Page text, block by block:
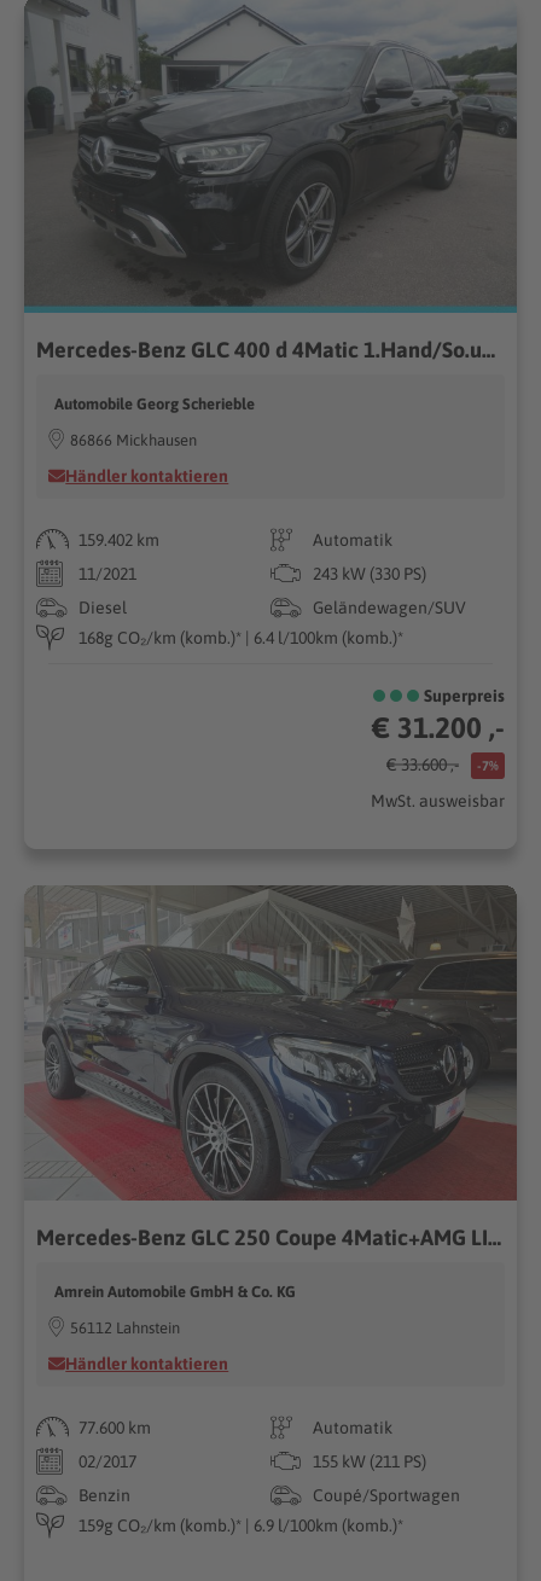
Mercedes-Benz GLC 400 d 4Matic 1.Hand/So.und Wi.Räder
Automobile Georg Scherieble
86866 Mickhausen
Händler kontaktieren
159.402 km
Automatik
11/2021
243 kW (330 PS)
Diesel
Geländewagen/SUV
168g CO₂/km (komb.)* | 6.4 l/100km (komb.)*
Superpreis
€ 31.200 ,-
€ 33.600 ,- -7%
MwSt. ausweisbar
Mercedes-Benz GLC 250 Coupe 4Matic+AMG LINE+20" AMG+LED+NIGHT
Amrein Automobile GmbH & Co. KG
56112 Lahnstein
Händler kontaktieren
77.600 km
Automatik
02/2017
155 kW (211 PS)
Benzin
Coupé/Sportwagen
159g CO₂/km (komb.)* | 6.9 l/100km (komb.)*